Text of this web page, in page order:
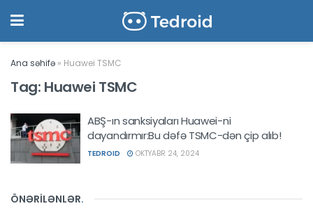
Ana səhifə » Huawei TSMC
Tag: Huawei TSMC
ABŞ-ın sanksiyaları Huawei-ni
dayandırmır:Bu dəfə TSMC-dən çip alıb!
TEDROID OKTYABR 24, 2024
ÖNƏRİLƏNLƏR.